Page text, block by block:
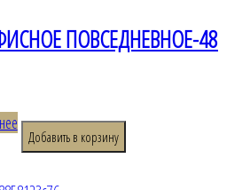
ПОВСЕДНЕВНОЕ-48